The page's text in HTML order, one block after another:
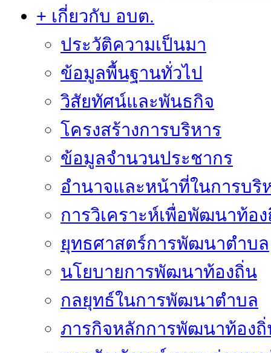
+ เกี่ยวกับ อบต.
ประวัติความเป็นมา
ข้อมูลพื้นฐานทั่วไป
วิสัยทัศน์และพันธกิจ
โครงสร้างการบริหาร
ข้อมูลจำนวนประชากร
อำนาจและหน้าที่ในการบริ
การวิเคราะห์เพื่อพัฒนาท้อ
ยุทธศาสตร์การพัฒนาตำบล
นโยบายการพัฒนาท้องถิ่น
กลยุทธ์ในการพัฒนาตำบล
ภารกิจหลักการพัฒนาท้อง